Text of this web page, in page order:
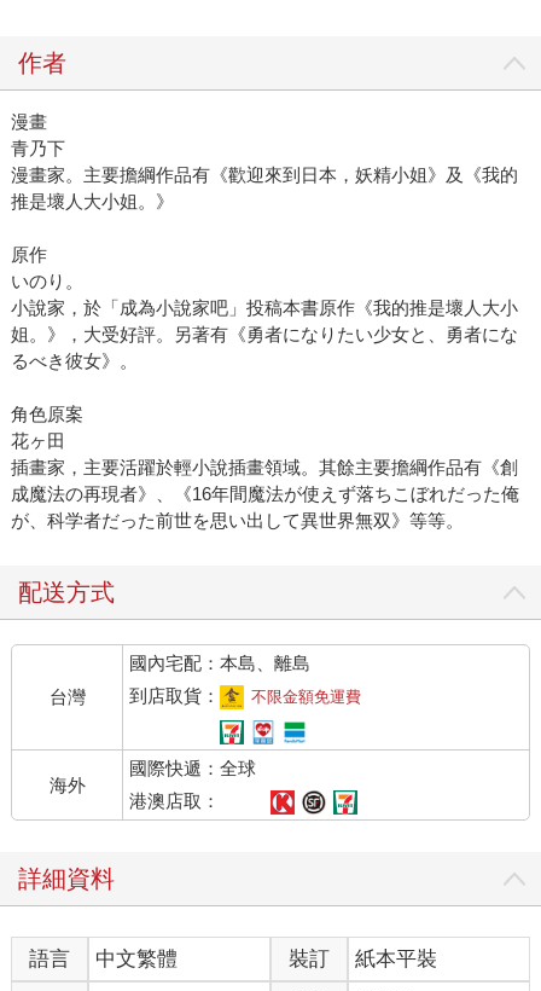
作者
漫畫
青乃下
漫畫家。主要擔綱作品有《歡迎來到日本，妖精小姐》及《我的
推是壞人大小姐。》
原作
いのり。
小說家，於「成為小說家吧」投稿本書原作《我的推是壞人大小
姐。》，大受好評。另著有《勇者になりたい少女と、勇者にな
るべき彼女》。
角色原案
花ヶ田
插畫家，主要活躍於輕小說插畫領域。其餘主要擔綱作品有《創
成魔法の再現者》、《16年間魔法が使えず落ちこぼれだった俺
が、科学者だった前世を思い出して異世界無双》等等。
配送方式
台灣
國內宅配：本島、離島
到店取貨：
不限金額免運費
海外
國際快遞：全球
港澳店取：
詳細資料
語言 中文繁體 裝訂
紙本平裝